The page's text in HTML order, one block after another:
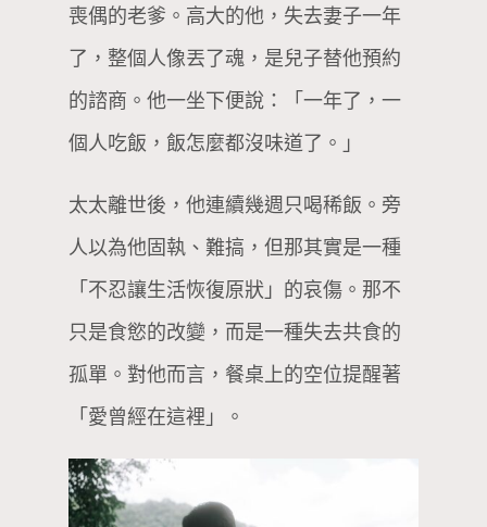
喪偶的老爹。高大的他，失去妻子一年
了，整個人像丟了魂，是兒子替他預約
的諮商。他一坐下便說：「一年了，一
個人吃飯，飯怎麼都沒味道了。」
太太離世後，他連續幾週只喝稀飯。旁
人以為他固執、難搞，但那其實是一種
「不忍讓生活恢復原狀」的哀傷。那不
只是食慾的改變，而是一種失去共食的
孤單。對他而言，餐桌上的空位提醒著
「愛曾經在這裡」。